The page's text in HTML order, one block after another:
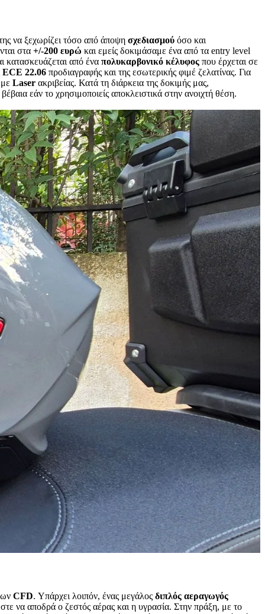
να ξεχωρίζει τόσο από άποψη σχεδιασμού όσο και
στα +/-200 ευρώ και εμείς δοκιμάσαμε ένα από τα entry level
κατασκευάζεται από ένα πολυκαρβονικό κέλυφος που έρχεται σε
ECE 22.06 προδιαγραφής και της εσωτερικής φιμέ ζελατίνας. Για
Laser ακριβείας. Κατά τη διάρκεια της δοκιμής μας,
εάν το χρησιμοποιείς αποκλειστικά στην ανοιχτή θέση.
CFD. Υπάρχει λοιπόν, ένας μεγάλος διπλός αεραγωγός
να αποδρά ο ζεστός αέρας και η υγρασία. Στην πράξη, με το